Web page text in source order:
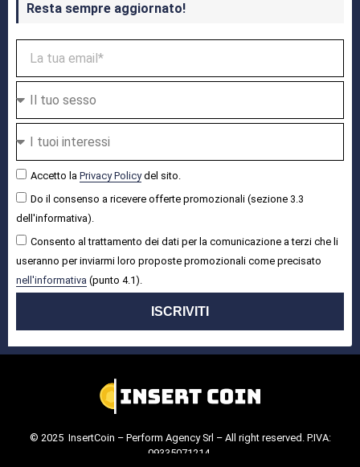
Resta sempre aggiornato!
Accetto la Privacy Policydel sito.
Do il consenso a ricevere offerte promozionali (sezione 3.3
dell'informativa).
Consento al trattamento dei dati per la comunicazione a terzi che li
useranno per inviarmi loro proposte promozionali come precisato
nell'informativa (punto 4.1).
ISCRIVITI
© 2025 InsertCoin – Perform Agency Srl – All right reserved. P.IVA:
09335071214.